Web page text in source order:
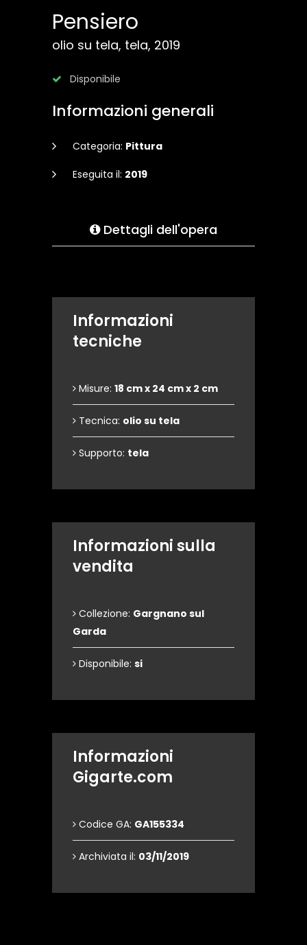
Pensiero
olio su tela, tela, 2019
Disponibile
Informazioni generali
Categoria: Pittura
Eseguita il: 2019
Dettagli dell'opera
Informazioni
tecniche
Misure: 18 cm x 24 cm x 2 cm
Tecnica: olio su tela
Supporto: tela
Informazioni sulla
vendita
Collezione: Gargnano sul
Garda
Disponibile: si
Informazioni
Gigarte.com
Codice GA: GA155334
Archiviata il: 03/11/2019